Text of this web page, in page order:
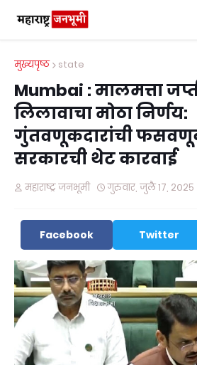
मुख्यपृष्ठ state
Mumbai : मालमत्ता
लिलावाचा मोठा निर्णय:
गुंतवणूकदारांची
सरकारची थेट कारवाई
महाराष्ट्र जनभूमी गुरुवार, जुलै १७, २०२५
Facebook Twitter